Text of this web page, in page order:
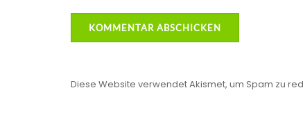
Diese Website verwendet Akismet, um Spam zu